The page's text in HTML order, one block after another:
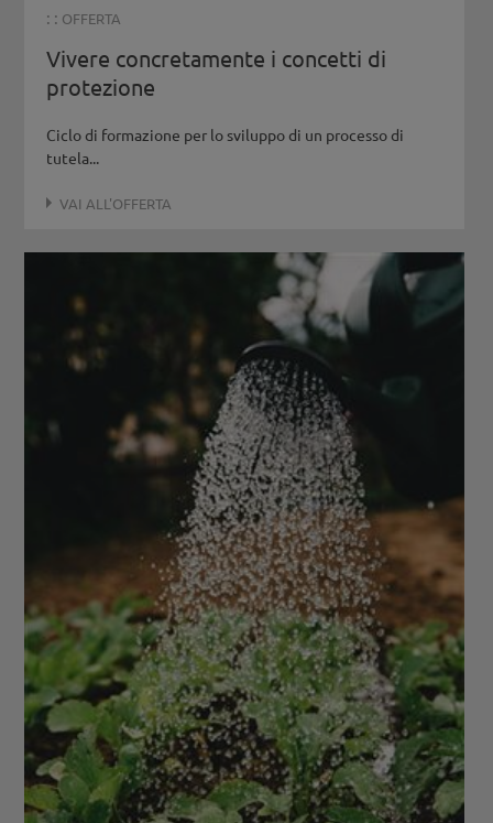
: : OFFERTA
Vivere concretamente i concetti di
protezione
Ciclo di formazione per lo sviluppo di un processo di
tutela...
VAI ALL'OFFERTA